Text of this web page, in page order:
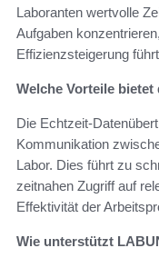
Laboranten wertvolle
Aufgaben
Effizienzsteigerung
Welche Vorteile
Die Echtzeit-
Kommunikation
Labor. Dies führt zu
zeitnahen Zugriff auf
Effektivität der
Wie unterstützt